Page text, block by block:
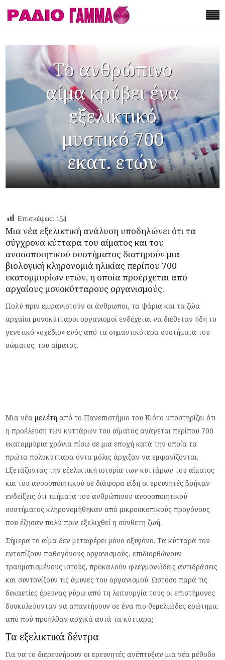
Το ανθρώπινο
αίμα κρύβει ένα
εξελικτικό
μυστικό 700
εκατ. ετών
Επισκέψεις: 154
Μια νέα εξελικτική ανάλυση υποδηλώνει ότι τα
σύγχρονα κύτταρα του αίματος και του
ανοσοποιητικού συστήματος διατηρούν μια
βιολογική κληρονομιά ηλικίας περίπου 700
εκατομμυρίων ετών, η οποία προέρχεται από
αρχαίους μονοκύτταρους οργανισμούς.
Πολύ πριν εμφανιστούν οι άνθρωποι, τα ψάρια και τα ζώα
αρχαίοι μονοκύτταροι οργανισμοί ενδέχεται να διέθεταν ήδη το
γενετικό «σχέδιο» ενός από τα σημαντικότερα συστήματα του
σώματος: του αίματος.
Μια νέαμελέτη από το Πανεπιστήμιο του Κιότο υποστηρίζει ότι
η προέλευση των κυττάρων του αίματος ανάγεται περίπου 700
εκατομμύρια χρόνια πίσω σε μια εποχή κατά την οποία τα
πρώτα πολυκύτταρα όντα μόλις άρχιζαν να εμφανίζονται.
Εξετάζοντας την εξελικτική ιστορία των κυττάρων του αίματος
και του ανοσοποιητικού σε διάφορα είδη οι ερευνητές βρήκαν
ενδείξεις ότι τμήματα του ανθρώπινου ανοσοποιητικού
συστήματος κληρονομήθηκαν από μικροσκοπικούς προγόνους
που έζησαν πολύ πριν εξελιχθεί η σύνθετη ζωή.
Σήμερα το αίμα δεν μεταφέρει μόνο οξυγόνο. Τα κύτταρά του
εντοπίζουν παθογόνους οργανισμούς, επιδιορθώνουν
τραυματισμένους ιστούς, προκαλούν φλεγμονώδεις αντιδράσεις
και συντονίζουν τις άμυνες του οργανισμού. Ωστόσο παρά τις
δεκαετίες έρευνας γύρω από τη λειτουργία τους οι επιστήμονες
δυσκολεύονταν να απαντήσουν σε ένα πιο θεμελιώδες ερώτημα.
από πού προήλθαν αρχικά αυτά τα κύτταρα;
Τα εξελικτικά δέντρα
Για να το διερευνήσουν οι ερευνητές ανέπτυξαν μια νέα μέθοδο